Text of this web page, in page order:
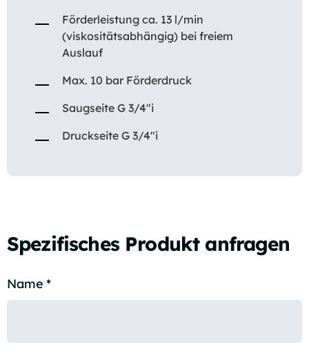
Förderleistung ca. 13 l/min
(viskositätsabhängig) bei freiem
Auslauf
Max. 10 bar Förderdruck
Saugseite G 3/4″i
Druckseite G 3/4″i
Spezifisches Produkt anfragen
Name *